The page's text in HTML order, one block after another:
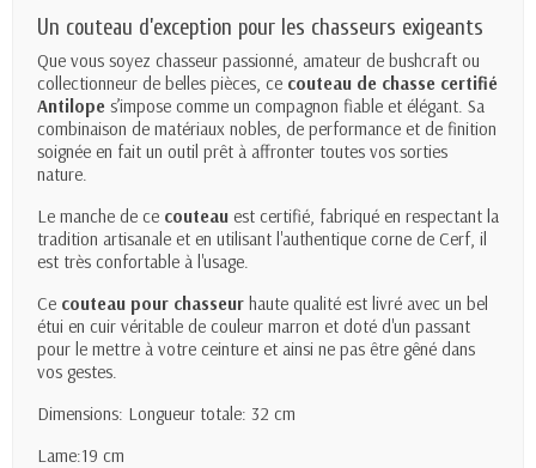
Un couteau d’exception pour les chasseurs exigeants
Que vous soyez chasseur passionné, amateur de bushcraft ou
collectionneur de belles pièces, ce couteau de chasse certifié
Antilope s’impose comme un compagnon fiable et élégant. Sa
combinaison de matériaux nobles, de performance et de finition
soignée en fait un outil prêt à affronter toutes vos sorties
nature.
Le manche de ce couteau est certifié, fabriqué en respectant la
tradition artisanale et en utilisant l'authentique corne de Cerf, il
est très confortable à l'usage.
Ce couteau pour chasseur haute qualité est livré avec un bel
étui en cuir véritable de couleur marron et doté d'un passant
pour le mettre à votre ceinture et ainsi ne pas être gêné dans
vos gestes.
Dimensions: Longueur totale: 32 cm
Lame:19 cm